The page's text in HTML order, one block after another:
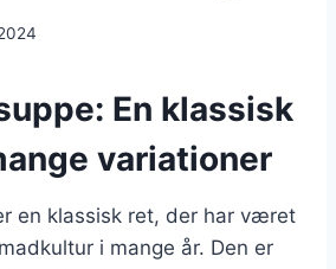
En klassisk
variationer
en klassisk ret, der har været
i mange år. Den er